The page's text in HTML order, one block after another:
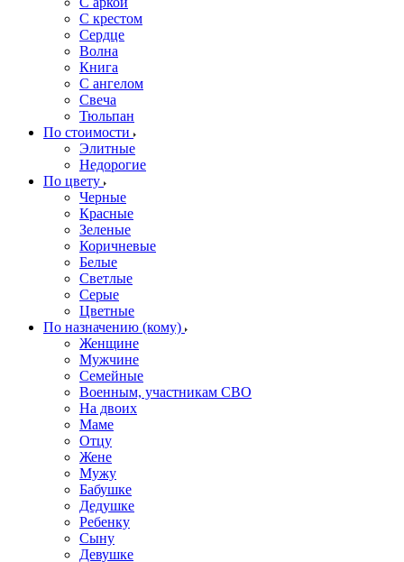
С крестом
Сердце
Волна
Книга
С ангелом
Свеча
Тюльпан
По стоимости
Элитные
Недорогие
По цвету
Черные
Красные
Зеленые
Коричневые
Белые
Светлые
Серые
Цветные
По назначению (кому)
Женщине
Мужчине
Семейные
Военным, участникам СВО
На двоих
Маме
Отцу
Жене
Мужу
Бабушке
Дедушке
Ребенку
Сыну
Девушке